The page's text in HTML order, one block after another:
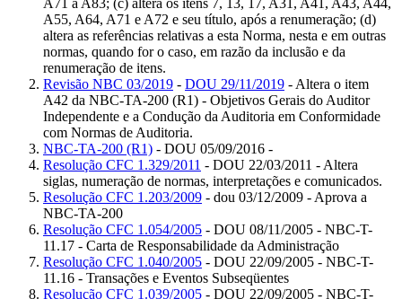
A55, A64, A71 e A72 e seu título, após a renumeração; (d)
altera as referências relativas a esta Norma, nesta e em outras
normas, quando for o caso, em razão da inclusão e da
renumeração de itens.
Revisão NBC 03/2019 - DOU 29/11/2019 - Altera o item
A42 da NBC-TA-200 (R1) - Objetivos Gerais do Auditor
Independente e a Condução da Auditoria em Conformidade
com Normas de Auditoria.
NBC-TA-200 (R1) - DOU 05/09/2016 -
Resolução CFC 1.329/2011 - DOU 22/03/2011 - Altera
siglas, numeração de normas, interpretações e comunicados.
Resolução CFC 1.203/2009 - dou 03/12/2009 - Aprova a
NBC-TA-200
Resolução CFC 1.054/2005 - DOU 08/11/2005 - NBC-T-
11.17 - Carta de Responsabilidade da Administração
Resolução CFC 1.040/2005 - DOU 22/09/2005 - NBC-T-
11.16 - Transações e Eventos Subseqüentes
Resolução CFC 1.039/2005 - DOU 22/09/2005 - NBC-T-